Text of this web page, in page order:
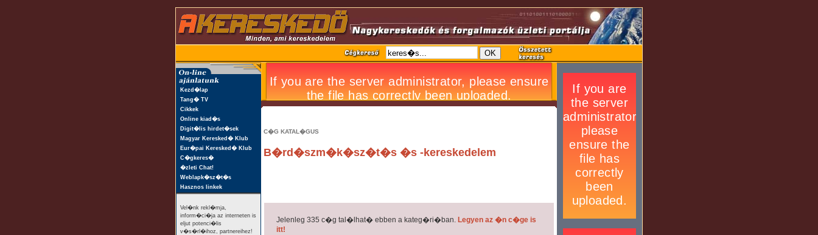
Kezd�lap
Tang� TV
Cikkek
Online kiad�s
Digit�lis hirdet�sek
Magyar Keresked� Klub
Eur�pai Keresked� Klub
C�gkeres�
�zleti Chat!
Weblapk�sz�t�s
Hasznos linkek
Vel�nk rekl�mja,
inform�ci�ja az interneten is
eljut potenci�lis
v�s�rl�ihoz, partnereihez!
C�G KATAL�GUS
B�rd�szm�k�sz�t�s �s -kereskedelem
Jelenleg 335 c�g tal�lhat� ebben a kateg�ri�ban. Legyen az �n c�ge is
itt!